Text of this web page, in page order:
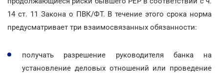
14 ст. 11 Закона о ПВК/ФТ. В течение этого срока норма
предусматривает три взаимосвязанных обязанности:
получать разрешение руководителя банка на
установление деловых отношений или проведение